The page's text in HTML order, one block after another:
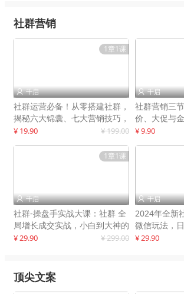
社群营销
1章1课
 千启
社群运营必备！从零搭建社群，
揭秘六大锦囊、七大营销技巧，
打造火爆社群
¥ 19.90 ¥ 199.00
 千启
社群营销三
价、大促与
效营销体系
¥ 9.90
1章1课
 千启
社群-操盘手实战大课：社群 全
局增长成交实战，小白到大神的
进阶之路
¥ 29.90 ¥ 299.00
 千启
2024年全新
微信玩法，
粉200+
¥ 29.90
顶尖文案